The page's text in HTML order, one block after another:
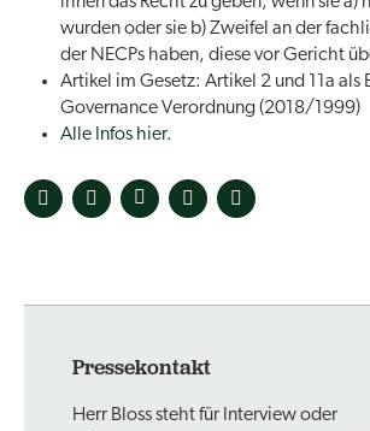
wurden oder sie b) Zweifel an der
der NECPs haben, diese vor Gericht
Artikel im Gesetz: Artikel 2 und 11a als
Governance Verordnung (2018/1999)
Alle Infos hier.
Pressekontakt
Herr Bloss steht für Interview oder